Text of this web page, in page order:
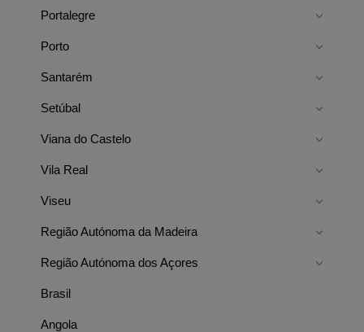
Portalegre
Porto
Santarém
Setúbal
Viana do Castelo
Vila Real
Viseu
Região Autónoma da Madeira
Região Autónoma dos Açores
Brasil
Angola